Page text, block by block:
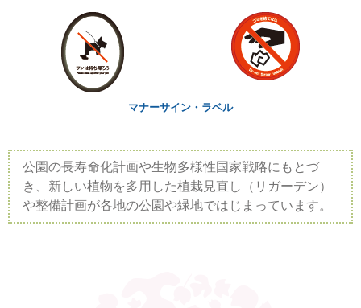
マナーサイン・ラベル
公園の長寿命化計画や生物多様性国家戦略にもとづ
き、新しい植物を多用した植栽見直し（リガーデン）
や整備計画が各地の公園や緑地ではじまっています。